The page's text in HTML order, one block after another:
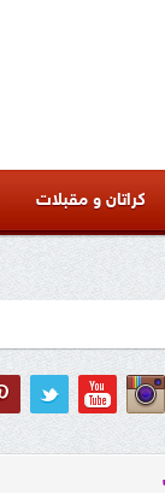
كراتان و مقبلات